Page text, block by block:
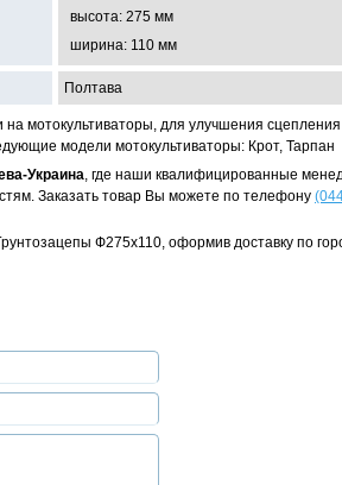
высота: 275 мм
ширина: 110 мм
Полтава
мотокультиваторы, для улучшения сцепления
модели мотокультиваторы: Крот, Тарпан
Украина, где наши квалифицированные
Заказать товар Вы можете по телефону
Ф275х110, оформив доставку по